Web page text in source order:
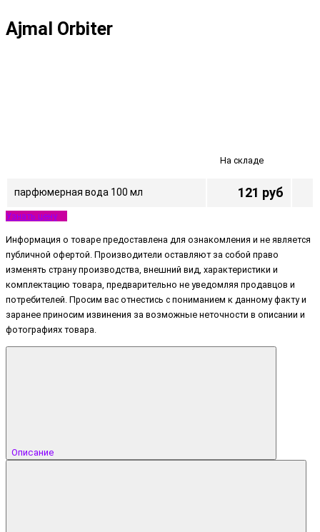
Ajmal Orbiter
На складе
парфюмерная вода 100 мл 121 руб
Узнать цену
Информация о товаре предоставлена для ознакомления и не является
публичной офертой. Производители оставляют за собой право
изменять страну производства, внешний вид, характеристики и
комплектацию товара, предварительно не уведомляя продавцов и
потребителей. Просим вас отнестись с пониманием к данному факту и
заранее приносим извинения за возможные неточности в описании и
фотографиях товара.
Описание